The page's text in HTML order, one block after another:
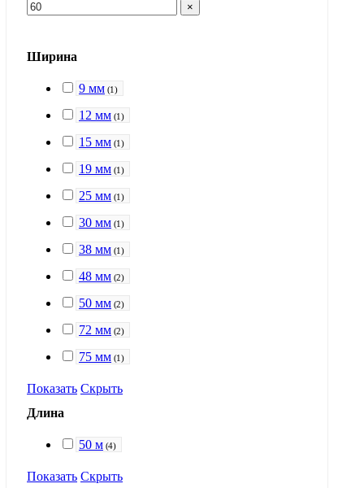
×
Ширина
9 мм (1)
12 мм (1)
15 мм (1)
19 мм (1)
25 мм (1)
30 мм (1)
38 мм (1)
48 мм (2)
50 мм (2)
72 мм (2)
75 мм (1)
Показать Скрыть
Длина
50 м (4)
Показать Скрыть